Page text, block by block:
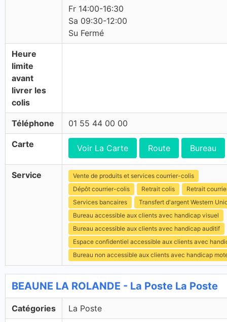
Fr 14:00-16:30
Sa 09:30-12:00
Su Fermé
Heure
limite
avant
livrer les
colis
Téléphone 01 55 44 00 00
Carte Voir La Carte Route Bureau
Service
Vente de produits et services courrier-colis
Dépôt courrier-colis
Retrait colis
Retrait
Services bancaires
Transfert d'argent Western
Bureau accessible aux clients avec handicap visuel
Bureau accessible aux clients avec handicap auditif
Espace confidentiel accessible aux clients avec
Bureau non accessible aux clients avec handicap
BEAUNE LA ROLANDE - La Poste La Poste
Catégories La Poste